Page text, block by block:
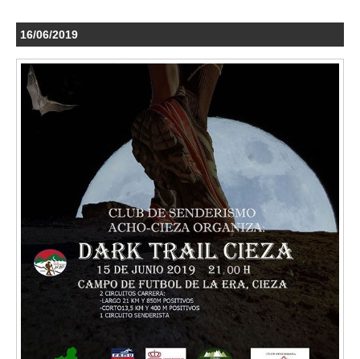
16/06/2019